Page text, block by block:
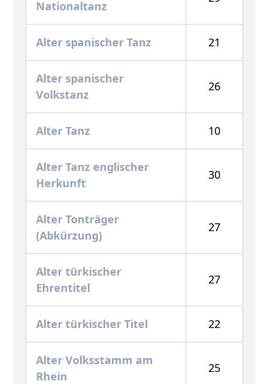
Nationaltanz
Alter spanischer Tanz 21
Alter spanischer
Volkstanz
26
Alter Tanz 10
Alter Tanz englischer
Herkunft
30
Alter Tonträger
(Abkürzung)
27
Alter türkischer
Ehrentitel
27
Alter türkischer Titel 22
Alter Volksstamm am
Rhein
25